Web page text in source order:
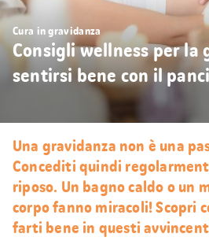
Cura in gravidanza
Consigli wellness per la
sentirsi bene con il
Una gravidanza non è una
Concediti quindi
riposo. Un bagno caldo o un
corpo fanno miracoli! Scopri
farti bene in questi